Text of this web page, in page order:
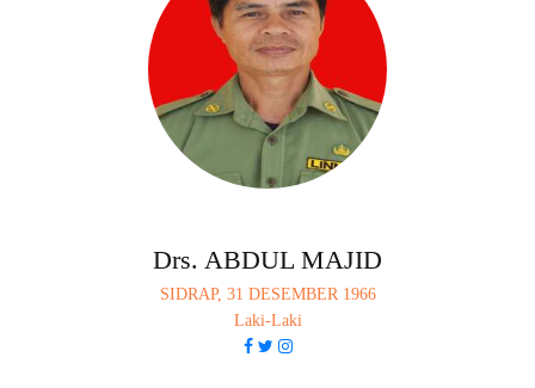
Drs. ABDUL MAJID
SIDRAP, 31 DESEMBER 1966
Laki-Laki